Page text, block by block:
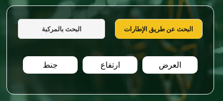
البحث عن طريق الإطارات البحث بالمركبة
العرض ارتفاع جنط